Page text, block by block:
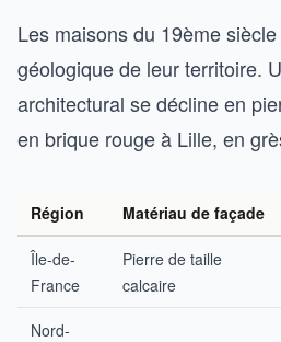
Les maisons du 19ème
géologique de leur territoire.
architectural se décline en
en brique rouge à Lille, en
Région Matériau de façade
Île-de-
France
Pierre de taille
calcaire
Nord-